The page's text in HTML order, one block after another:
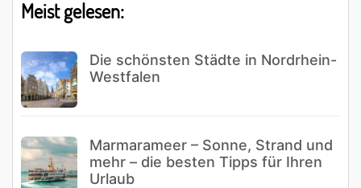
Meist gelesen:
Die schönsten Städte in Nordrhein-
Westfalen
Marmarameer – Sonne, Strand und
mehr – die besten Tipps für Ihren
Urlaub